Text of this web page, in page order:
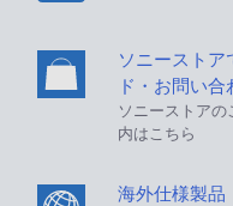
ソニーストア
ド・お問い合
ソニーストア
内はこちら
海外仕様製品